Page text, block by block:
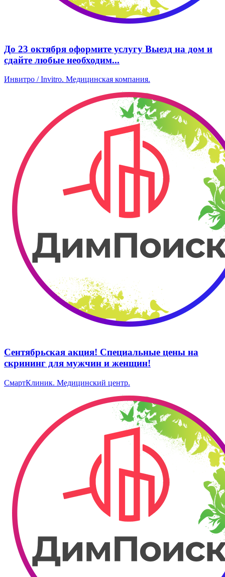
До 23 октября оформите услугу Выезд на дом и
сдайте любые необходим...
Инвитро / Invitro. ​Медицинская компания.
Сентябрьская акция! Специальные цены на
скрининг для мужчин и женщин!
СмартКлиник. ​Медицинский центр.